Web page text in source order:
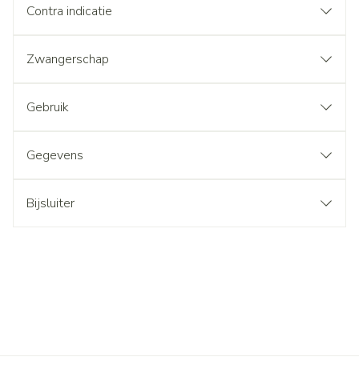
Contra indicatie
Zwangerschap
Gebruik
Gegevens
Bijsluiter